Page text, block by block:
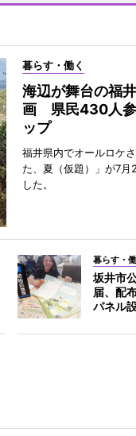
暮らす・働く
海辺が舞台の福
画 県民430人参
ップ
福井県内でオールロケ
た、夏（仮題）」が7
した。
暮らす・
坂井市
届、配
パネル